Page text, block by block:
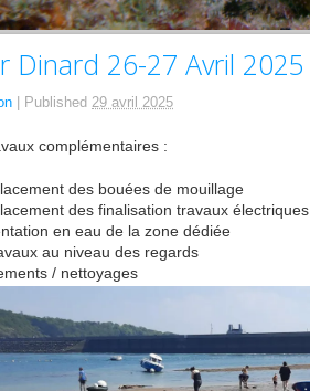
Dinard 26-27 Avril 2025
Published 29 avril 2025
complémentaires :
des bouées de mouillage
des finalisation travaux électriques
en eau de la zone dédiée
au niveau des regards
/ nettoyages